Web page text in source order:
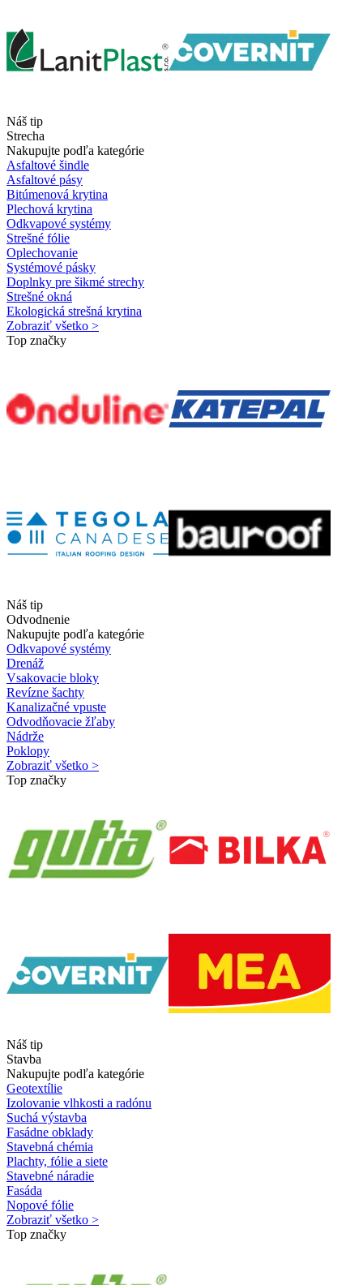
Náš tip
Strecha
Nakupujte podľa kategórie
Asfaltové šindle
Asfaltové pásy
Bitúmenová krytina
Plechová krytina
Odkvapové systémy
Strešné fólie
Oplechovanie
Systémové pásky
Doplnky pre šikmé strechy
Strešné okná
Ekologická strešná krytina
Zobraziť všetko >
Top značky
Náš tip
Odvodnenie
Nakupujte podľa kategórie
Odkvapové systémy
Drenáž
Vsakovacie bloky
Revízne šachty
Kanalizačné vpuste
Odvodňovacie žľaby
Nádrže
Poklopy
Zobraziť všetko >
Top značky
Náš tip
Stavba
Nakupujte podľa kategórie
Geotextílie
Izolovanie vlhkosti a radónu
Suchá výstavba
Fasádne obklady
Stavebná chémia
Plachty, fólie a siete
Stavebné náradie
Fasáda
Nopové fólie
Zobraziť všetko >
Top značky